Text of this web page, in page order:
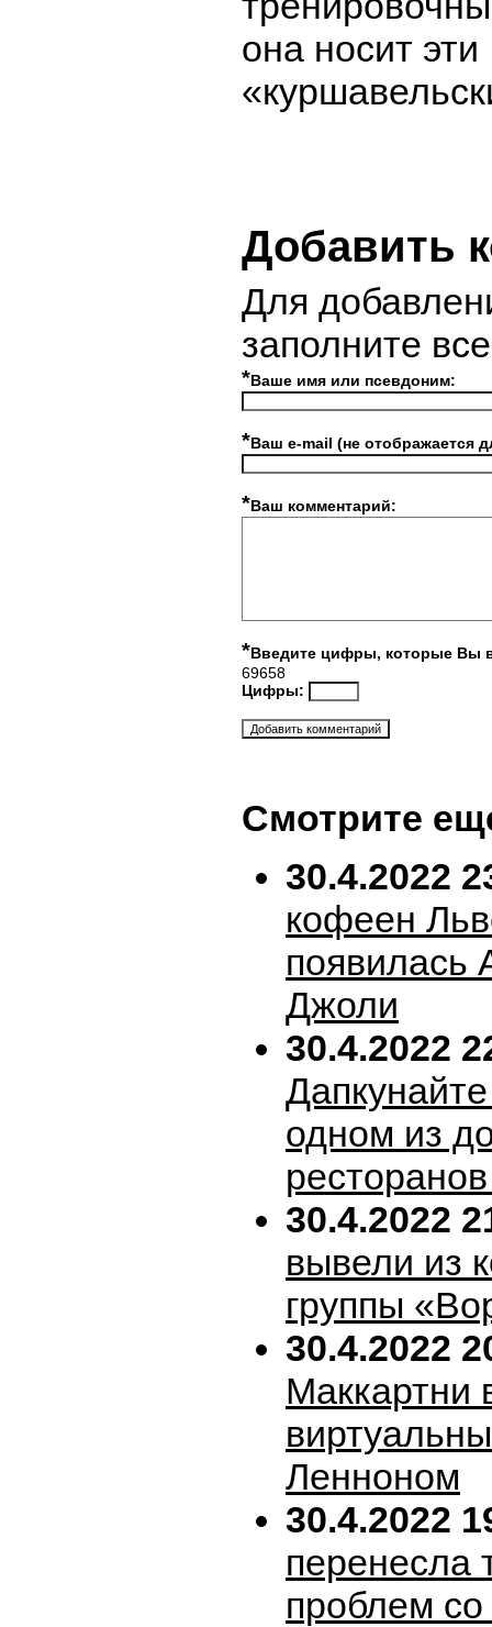
она носит эти
Добавить
Для
заполните
*Ваше имя или псевдоним:
*Ваш e-mail (не отображается
*Ваш комментарий:
*Введите цифры, которые Вы
69658
Цифры:
Смотрите
30.4.2022
кофеен
появилась
Джоли
30.4.2022
одном из
30.4.2022
вывели из
группы
30.4.2022
Маккартни
Ленноном
30.4.2022
перенесла
проблем